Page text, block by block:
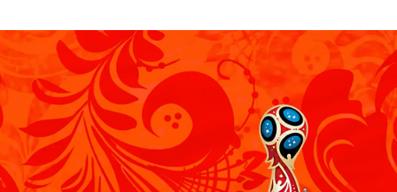
Брендинг ,Дизайн, ТВ-Шоу
Спортивный брендинг, Графический дизайн
Сет
Полный цикл,Промо